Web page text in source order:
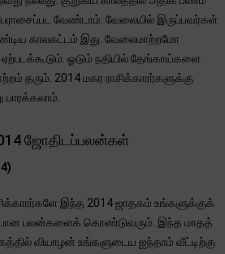
வேண்டாம். வேலையில் இருப்பவர்கள்
காலகட்டம் இது. வேலைமாற்றமோ
ஓடும் நதியில் தேங்காய்களை
தரும். 2014 மகர ராசிக்காரர்களுக்கு
ஜோதிடப்பலன்கள்
இந்த 2014 ஜாதகம் உங்களுக்குக்
பலன்களைக் கொண்டுவரும். இந்த மாதத்
வியாழன் உங்களுடைய ஐந்தாம் வீட்டிற்கு